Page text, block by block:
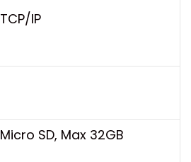
TCP/IP
Micro SD, Max 32GB